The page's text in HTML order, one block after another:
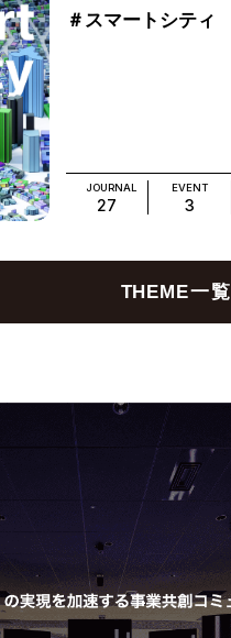
＃スマートシティ
JOURNAL
27
EVENT
3
THEME一覧